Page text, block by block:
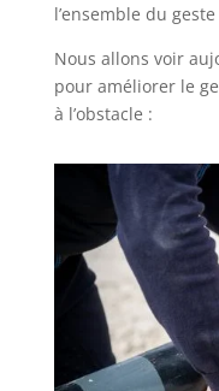
l’ensemble du
Nous allons voir
pour améliorer le
à l’obstacle :